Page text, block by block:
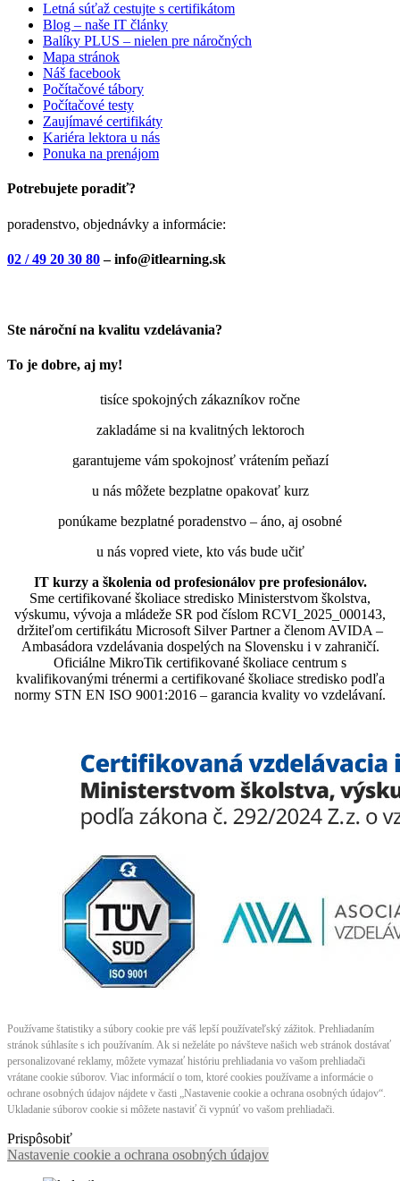
Letná súťaž cestujte s certifikátom
Blog – naše IT články
Balíky PLUS – nielen pre náročných
Mapa stránok
Náš facebook
Počítačové tábory
Počítačové testy
Zaujímavé certifikáty
Kariéra lektora u nás
Ponuka na prenájom
Potrebujete poradiť?
poradenstvo, objednávky a informácie:
02 / 49 20 30 80– info@itlearning.sk
Ste nároční na kvalitu vzdelávania?
To je dobre, aj my!
tisíce spokojných zákazníkov ročne
zakladáme si na kvalitných lektoroch
garantujeme vám spokojnosť vrátením peňazí
u nás môžete bezplatne opakovať kurz
ponúkame bezplatné poradenstvo – áno, aj osobné
u nás vopred viete, kto vás bude učiť
IT kurzy a školenia od profesionálov pre profesionálov.
Sme certifikované školiace stredisko Ministerstvom školstva,
výskumu, vývoja a mládeže SR pod číslom RCVI_2025_000143,
držiteľom certifikátu Microsoft Silver Partner a členom AVIDA –
Ambasádora vzdelávania dospelých na Slovensku i v zahraničí.​​​​​​​​​​​​​​​​
Oficiálne MikroTik certifikované školiace centrum s
kvalifikovanými trénermi ​​​​​​​​​​a certifikované školiace stredisko podľa
normy STN EN ISO 9001:2016 – garancia kvality vo vzdelávaní.
Používame štatistiky a súbory cookie pre váš lepší používateľský zážitok. Prehliadaním
stránok súhlasíte s ich používaním. Ak si neželáte po návšteve našich web stránok dostávať
personalizované reklamy, môžete vymazať históriu prehliadania vo vašom prehliadači
vrátane cookie súborov. Viac informácií o tom, ktoré cookies používame a informácie o
ochrane osobných údajov nájdete v časti „Nastavenie cookie a ochrana osobných údajov“.
Ukladanie súborov cookie si môžete nastaviť či vypnúť vo vašom prehliadači.
Prispôsobiť
Nastavenie cookie a ochrana osobných údajov